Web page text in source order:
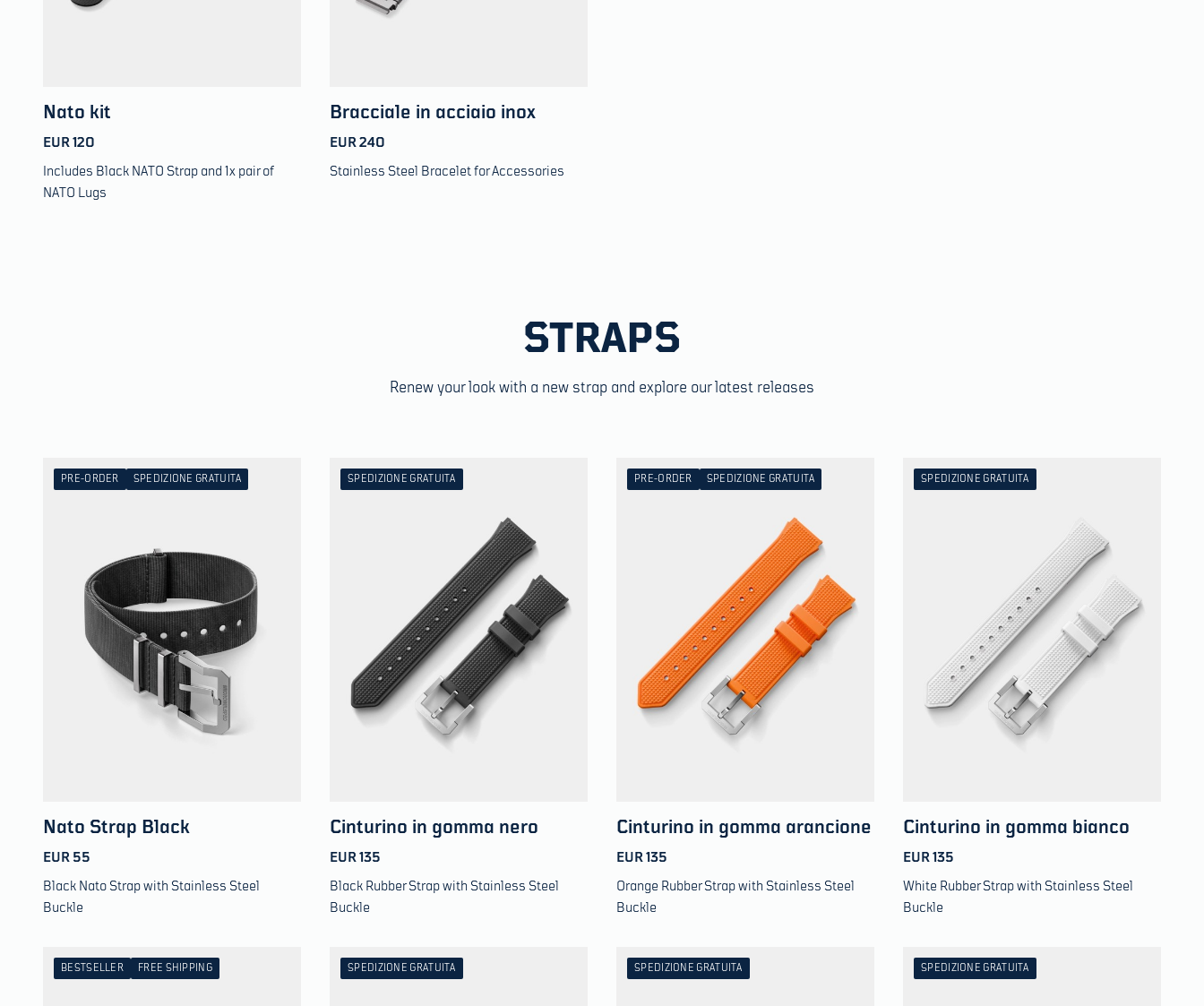
Nato kit
EUR 120
Includes Black NATO Strap and 1x pair of
NATO Lugs
Bracciale in acciaio inox
EUR 240
Stainless Steel Bracelet for Accessories
STRAPS
Renew your look with a new strap and explore our latest releases
PRE-ORDER SPEDIZIONE GRATUITA
Nato Strap Black
EUR 55
Black Nato Strap with Stainless Steel
Buckle
SPEDIZIONE GRATUITA
Cinturino in gomma nero
EUR 135
Black Rubber Strap with Stainless Steel
Buckle
PRE-ORDER SPEDIZIONE GRATUITA
Cinturino in gomma arancione
EUR 135
Orange Rubber Strap with Stainless Steel
Buckle
SPEDIZIONE GRATUITA
Cinturino in gomma bianco
EUR 135
White Rubber Strap with Stainless Steel
Buckle
BESTSELLER FREE SHIPPING SPEDIZIONE GRATUITA SPEDIZIONE GRATUITA SPEDIZIONE GRATUITA